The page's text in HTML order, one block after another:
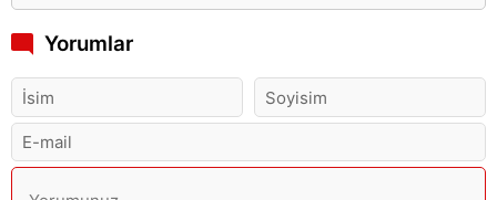
Yorumlar